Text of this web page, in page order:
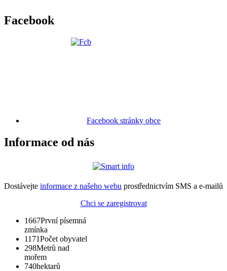
Facebook
Facebook stránky obce
Informace od nás
Dostávejte informace z našeho webu prostřednictvím SMS a e-mailů
Chci se zaregistrovat
1667První písemná
zmínka
1171Počet obyvatel
298Metrů nad
mořem
740hektarů